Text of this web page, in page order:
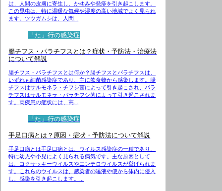
は、人間の皮膚に寄生し、かゆみや発疹を引き起こします。
この昆虫は、特に温暖な気候や湿度の高い地域でよく見られ
ます。ツツガムシは、人間...
「た」行の感染症
腸チフス・パラチフスとは？症状・予防法・治療法
について解説
腸チフス・パラチフスとは何か？腸チフスとパラチフスは、
いずれも細菌感染症であり、主に飲食物から感染します。腸
チフスはサルモネラ・チフシ菌によって引き起こされ、パラ
チフスはサルモネラ・パラチフシ菌によって引き起こされま
す。両疾患の症状には、高...
「た」行の感染症
手足口病とは？原因・症状・予防法について解説
手足口病とは手足口病とは、ウイルス感染症の一種であり、
特に幼児や小児によく見られる病気です。主な原因として
は、コクサッキーウイルスやエンテロウイルスが挙げられま
す。これらのウイルスは、感染者の唾液や便から体内に侵入
し、感染を引き起こします。...